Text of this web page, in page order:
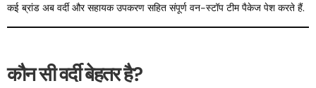
कई ब्रांड अब वर्दी और सहायक उपकरण सहित संपूर्ण वन-स्टॉप टीम पैकेज पेश करते हैं.
कौन सी वर्दी बेहतर है?